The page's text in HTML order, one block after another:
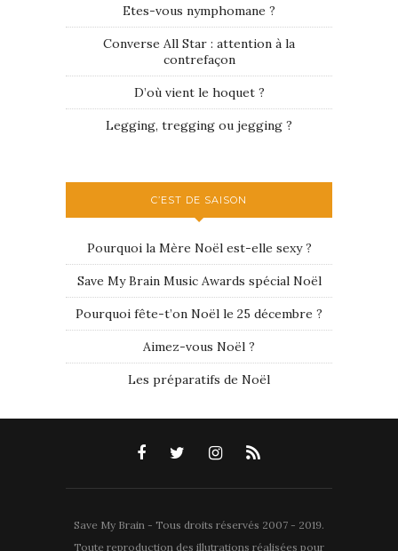
Etes-vous nymphomane ?
Converse All Star : attention à la
contrefaçon
D’où vient le hoquet ?
Legging, tregging ou jegging ?
C’EST DE SAISON
Pourquoi la Mère Noël est-elle sexy ?
Save My Brain Music Awards spécial Noël
Pourquoi fête-t’on Noël le 25 décembre ?
Aimez-vous Noël ?
Les préparatifs de Noël
Save My Brain - Tous droits réservés 2007 - 2019.
Toute reproduction des illutrations réalisées pour